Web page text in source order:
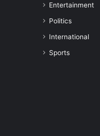
Entertainment
Politics
International
Sports